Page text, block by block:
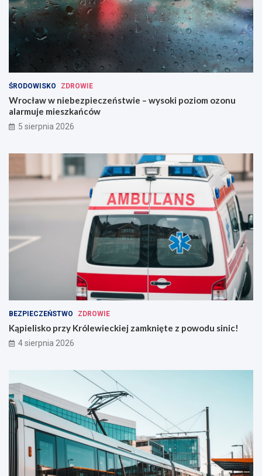
ŚRODOWISKO ZDROWIE
Wrocław w niebezpieczeństwie – wysoki poziom ozonu
alarmuje mieszkańców
5 sierpnia 2026
BEZPIECZEŃSTWO ZDROWIE
Kąpielisko przy Królewieckiej zamknięte z powodu sinic!
4 sierpnia 2026